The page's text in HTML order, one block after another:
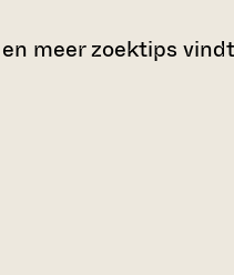
meer zoektips